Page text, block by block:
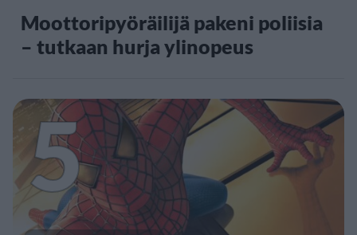
Moottoripyöräilijä pakeni poliisia
– tutkaan hurja ylinopeus
5